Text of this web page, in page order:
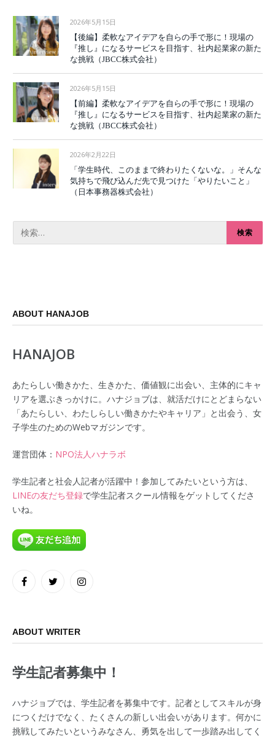
2026年5月15日
【後編】柔軟なアイデアを自らの手で形に！現場の
『推し』になるサービスを目指す、社内起業家の新た
な挑戦（JBCC株式会社）
2026年5月15日
【前編】柔軟なアイデアを自らの手で形に！現場の
『推し』になるサービスを目指す、社内起業家の新た
な挑戦（JBCC株式会社）
2026年2月22日
「学生時代、このままで終わりたくないな。」そんな
気持ちで飛び込んだ先で見つけた「やりたいこと」
（日本事務器株式会社）
ABOUT HANAJOB
HANAJOB
あたらしい働きかた、生きかた、価値観に出会い、主体的にキャ
リアを選ぶきっかけに。ハナジョブは、就活だけにとどまらない
「あたらしい、わたしらしい働きかたやキャリア」と出会う、女
子学生のためのWebマガジンです。
運営団体： NPO法人ハナラボ
学生記者と社会人記者が活躍中！参加してみたいという方は、
LINEの友だち登録で学生記者スクール情報をゲットしてくださ
いね。
FacebookTwitter Instagram
ABOUT WRITER
学生記者募集中！
ハナジョブでは、学生記者を募集中です。記者としてスキルが身
につくだけでなく、たくさんの新しい出会いがあります。何かに
挑戦してみたいというみなさん、勇気を出して一歩踏み出してく